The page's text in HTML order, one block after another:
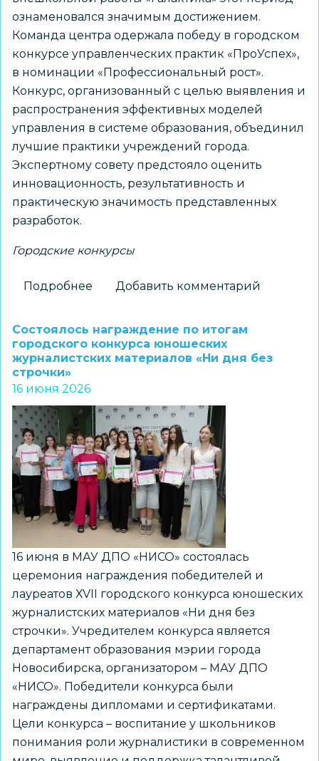
ознаменовался значимым достижением.
Команда центра одержала победу в городском
конкурсе управленческих практик «ПроУспех»,
в номинации «Профессиональный рост».
Конкурс, организованный с целью выявления и
распространения эффективных моделей
управления в системе образования, объединил
лучшие практики учреждений города.
Экспертному совету предстояло оценить
инновационность, результативность и
практическую значимость представленных
разработок.
Городские конкурсы
Подробнее
«Галактика»
—
конкурса
управленческих
практик
«ПроУспех»
Добавить комментарий
Состоялось награждение по итогам
городского конкурса юношеских
журналистских материалов «Ни дня без
строчки»
16 июня 2026
16 июня в МАУ ДПО «НИСО» состоялась
церемония награждения победителей и
лауреатов ХVII городского конкурса юношеских
журналистских материалов «Ни дня без
строчки». Учредителем конкурса является
департамент образования мэрии города
Новосибирска, организатором – МАУ ДПО
«НИСО». Победители конкурса были
награждены дипломами и сертификатами.
Цели конкурса – воспитание у школьников
понимания роли журналистики в современном